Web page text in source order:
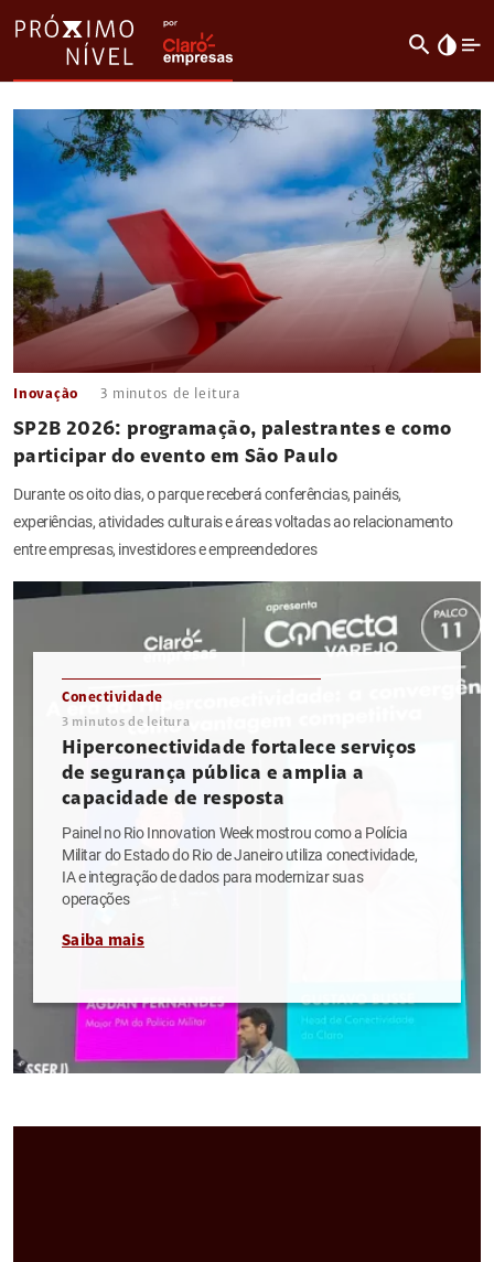
search invert_colors
Inovação 3 minutos de leitura
SP2B 2026: programação, palestrantes e como
participar do evento em São Paulo
Durante os oito dias, o parque receberá conferências, painéis,
experiências, atividades culturais e áreas voltadas ao relacionamento
entre empresas, investidores e empreendedores
Conectividade
3 minutos de leitura
Hiperconectividade fortalece serviços
de segurança pública e amplia a
capacidade de resposta
Painel no Rio Innovation Week mostrou como a Polícia
Militar do Estado do Rio de Janeiro utiliza conectividade,
IA e integração de dados para modernizar suas
operações
Saiba mais